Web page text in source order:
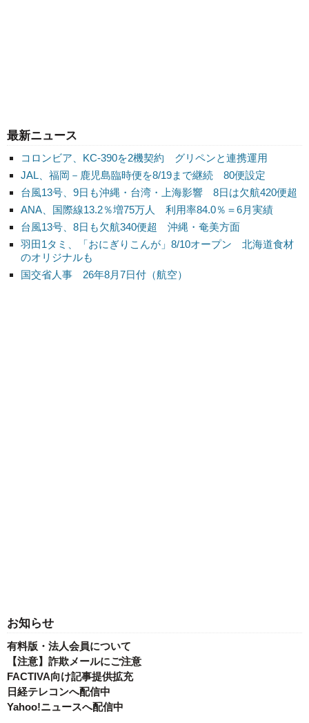
最新ニュース
コロンビア、KC-390を2機契約 グリペンと連携運用
JAL、福岡－鹿児島臨時便を8/19まで継続 80便設定
台風13号、9日も沖縄・台湾・上海影響 8日は欠航420便超
ANA、国際線13.2％増75万人 利用率84.0％＝6月実績
台風13号、8日も欠航340便超 沖縄・奄美方面
羽田1タミ、「おにぎりこんが」8/10オープン 北海道食材
のオリジナルも
国交省人事 26年8月7日付（航空）
お知らせ
有料版・法人会員について
【注意】詐欺メールにご注意
FACTIVA向け記事提供拡充
日経テレコンへ配信中
Yahoo!ニュースへ配信中